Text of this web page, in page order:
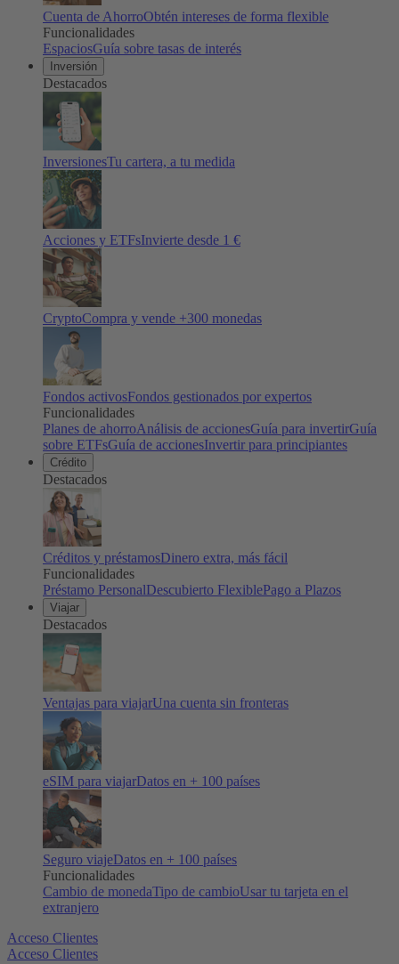
Cuenta de AhorroObtén intereses de forma flexible
Funcionalidades
EspaciosGuía sobre tasas de interés
Inversión
Destacados
InversionesTu cartera, a tu medida
Acciones y ETFsInvierte desde 1 €
CryptoCompra y vende +300 monedas
Fondos activosFondos gestionados por expertos
Funcionalidades
Planes de ahorroAnálisis de accionesGuía para invertirGuía
sobre ETFsGuía de accionesInvertir para principiantes
Crédito
Destacados
Créditos y préstamosDinero extra, más fácil
Funcionalidades
Préstamo PersonalDescubierto FlexiblePago a Plazos
Viajar
Destacados
Ventajas para viajarUna cuenta sin fronteras
eSIM para viajarDatos en + 100 países
Seguro viajeDatos en + 100 países
Funcionalidades
Cambio de monedaTipo de cambioUsar tu tarjeta en el
extranjero
Acceso Clientes
Acceso Clientes